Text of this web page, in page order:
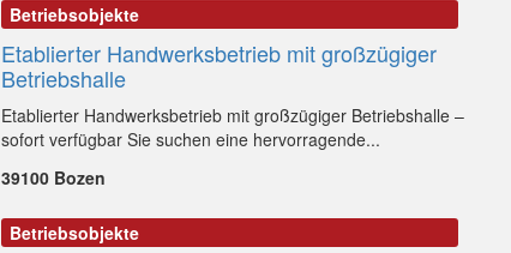
Betriebsobjekte
Etablierter Handwerksbetrieb mit großzügiger
Betriebshalle
Etablierter Handwerksbetrieb mit großzügiger Betriebshalle –
sofort verfügbar Sie suchen eine hervorragende...
39100 Bozen
Betriebsobjekte